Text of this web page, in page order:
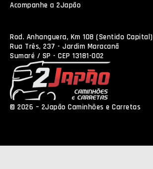
Acompanhe a 2Japão
Rod. Anhanguera, Km 108 (Sentido Capital)
Rua Três, 237 - Jardim Maracanã
Sumaré / SP - CEP 13181-002
© 2026 – 2Japão Caminhões e Carretas